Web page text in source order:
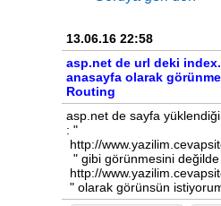
13.06.16 22:58
asp.net de url deki
anasayfa olarak
Routing
asp.net de sayfa
: "
http://
" gibi görünmesini
http://
" olarak görünsün